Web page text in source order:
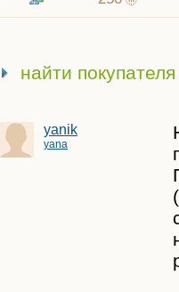
найти
yanik
yana